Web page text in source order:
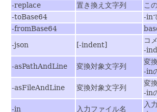
-replace
置き換え文字列
こ
-toBase64
-in
-fromBase64
-json
[-indent]
コ
-
-asPathAndLine
変換対象文字列
変
-in
-asFileAndLine
変換対象文字列
変
-in
-in
入力ファイル名
入